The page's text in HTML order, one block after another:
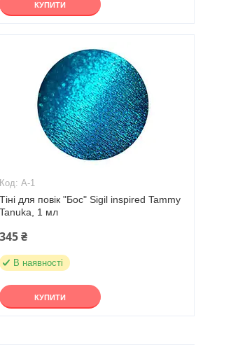
КУПИТИ
А-1
Тіні для повік "Бос" Sigil inspired Tammy
Tanuka, 1 мл
345 ₴
В наявності
КУПИТИ